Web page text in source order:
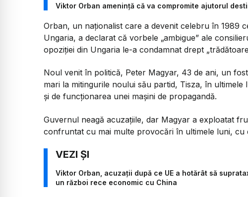
Viktor Orban amenință că va compromite ajutorul
Orban, un naționalist care a devenit celebru în 1989
Ungaria, a declarat că vorbele „ambigue” ale
opoziției din Ungaria le-a condamnat drept
Noul venit în politică, Peter Magyar, 43 de ani, un
mari la mitingurile noului său partid, Tisza, în
și de funcționarea unei mașini de propagandă.
Guvernul neagă acuzațiile, dar Magyar a exploatat
confruntat cu mai multe provocări în ultimele luni, cu
Viktor Orban, acuzații după ce UE a hotărât să
un război rece economic cu China